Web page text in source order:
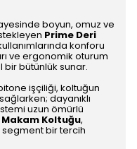
boyun, omuz ve
Prime Deri
konforu
ve ergonomik oturum
bir bütünlük sunar.
işçiliği, koltuğun
dayanıklı
uzun ömürlü
Makam Koltuğu,
bir tercih